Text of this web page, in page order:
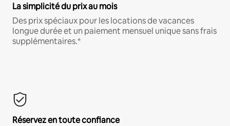
La simplicité du prix au mois
Des prix spéciaux pour les locations de vacances
longue durée et un paiement mensuel unique sans frais
supplémentaires.*
Réservez en toute confiance